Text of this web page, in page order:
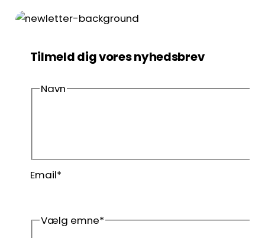
Tilmeld dig vores nyhedsbrev
Navn
Efternavn
Email*
Vælg emne*